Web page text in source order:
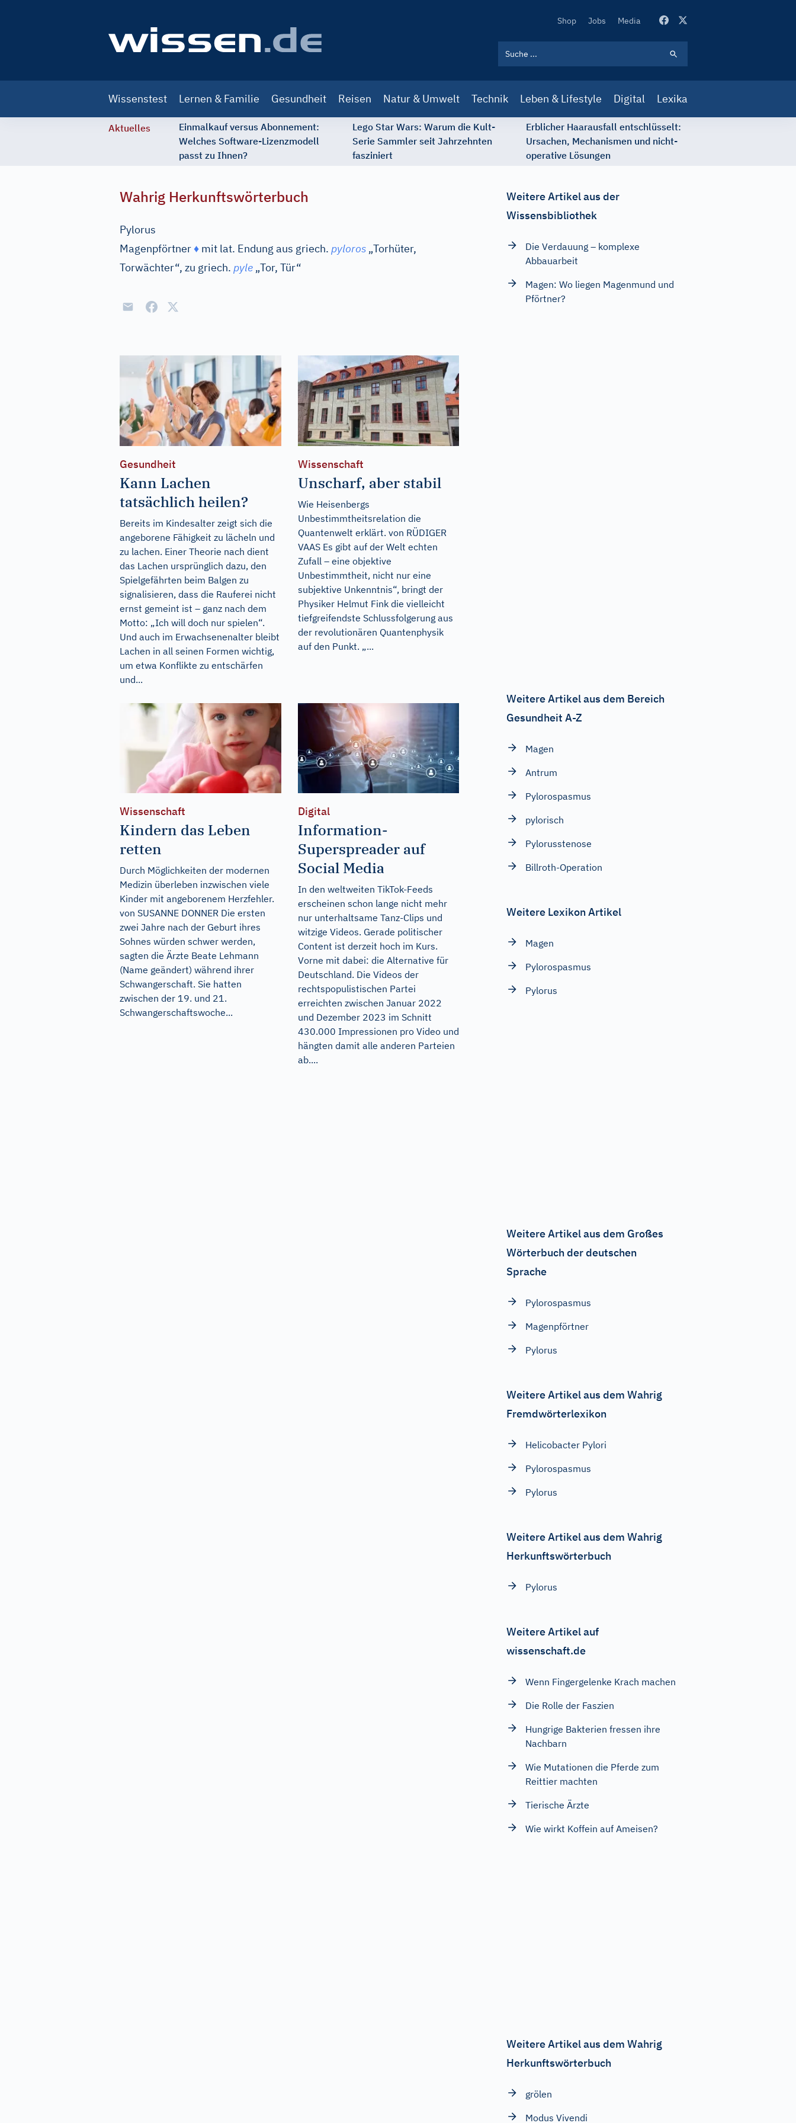
Secondary
Shop Jobs Media
navigation
Wissenstest Lernen & Familie Gesundheit Reisen Natur & Umwelt Technik Leben & Lifestyle Digital Lexika
Aktuelles
Einmalkauf versus Abonnement:
Welches Software-Lizenzmodell
passt zu Ihnen?
Lego Star Wars: Warum die Kult-
Serie Sammler seit Jahrzehnten
fasziniert
Erblicher Haarausfall entschlüsselt:
Ursachen, Mechanismen und nicht-
operative Lösungen
Wahrig Herkunftswörterbuch
Pylorus
Magenpförtner♦ mit lat. Endung aus griech. pyloros „Torhüter,
Torwächter“, zu griech. pyle „Tor, Tür“
Gesundheit
Kann Lachen
tatsächlich heilen?
Bereits im Kindesalter zeigt sich die
angeborene Fähigkeit zu lächeln und
zu lachen. Einer Theorie nach dient
das Lachen ursprünglich dazu, den
Spielgefährten beim Balgen zu
signalisieren, dass die Rauferei nicht
ernst gemeint ist – ganz nach dem
Motto: „Ich will doch nur spielen“.
Und auch im Erwachsenenalter bleibt
Lachen in all seinen Formen wichtig,
um etwa Konflikte zu entschärfen
und...
Wissenschaft
Unscharf, aber stabil
Wie Heisenbergs
Unbestimmtheitsrelation die
Quantenwelt erklärt. von RÜDIGER
VAAS Es gibt auf der Welt echten
Zufall – eine objektive
Unbestimmtheit, nicht nur eine
subjektive Unkenntnis“, bringt der
Physiker Helmut Fink die vielleicht
tiefgreifendste Schlussfolgerung aus
der revolutionären Quantenphysik
auf den Punkt. „...
Wissenschaft
Kindern das Leben
retten
Durch Möglichkeiten der modernen
Medizin überleben inzwischen viele
Kinder mit angeborenem Herzfehler.
von SUSANNE DONNER Die ersten
zwei Jahre nach der Geburt ihres
Sohnes würden schwer werden,
sagten die Ärzte Beate Lehmann
(Name geändert) während ihrer
Schwangerschaft. Sie hatten
zwischen der 19. und 21.
Schwangerschaftswoche...
Digital
Information-
Superspreader auf
Social Media
In den weltweiten TikTok-Feeds
erscheinen schon lange nicht mehr
nur unterhaltsame Tanz-Clips und
witzige Videos. Gerade politischer
Content ist derzeit hoch im Kurs.
Vorne mit dabei: die Alternative für
Deutschland. Die Videos der
rechtspopulistischen Partei
erreichten zwischen Januar 2022
und Dezember 2023 im Schnitt
430.000 Impressionen pro Video und
hängten damit alle anderen Parteien
ab....
Weitere Artikel aus der
Wissensbibliothek
Die Verdauung – komplexe
Abbauarbeit
Magen: Wo liegen Magenmund und
Pförtner?
Weitere Artikel aus dem Bereich
Gesundheit A-Z
Magen
Antrum
Pylorospasmus
pylorisch
Pylorusstenose
Billroth-Operation
Weitere Lexikon Artikel
Magen
Pylorospasmus
Pylorus
Weitere Artikel aus dem Großes
Wörterbuch der deutschen
Sprache
Pylorospasmus
Magenpförtner
Pylorus
Weitere Artikel aus dem Wahrig
Fremdwörterlexikon
Helicobacter Pylori
Pylorospasmus
Pylorus
Weitere Artikel aus dem Wahrig
Herkunftswörterbuch
Pylorus
Weitere Artikel auf
wissenschaft.de
Wenn Fingergelenke Krach machen
Die Rolle der Faszien
Hungrige Bakterien fressen ihre
Nachbarn
Wie Mutationen die Pferde zum
Reittier machten
Tierische Ärzte
Wie wirkt Koffein auf Ameisen?
Weitere Artikel aus dem Wahrig
Herkunftswörterbuch
grölen
Modus Vivendi